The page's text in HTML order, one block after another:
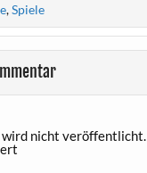
,Spiele
nicht veröffentlicht.